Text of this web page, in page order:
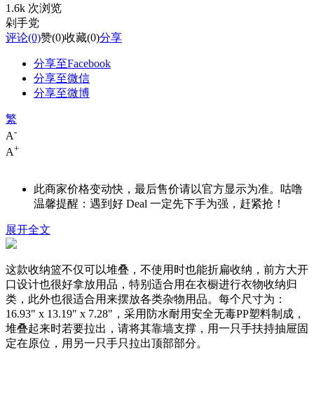
1.6k 次浏览
剁手党
评论(0)赞(0)收藏(0)分享
分享至Facebook
分享至微信
分享至微博
繁
A-
A+
此商家价格变动快，最后售价请以官方显示为准。咕噜
温馨提醒：遇到好 Deal 一定先下手为强，赶紧抢！
展开全文
这款收纳篮不仅可以堆叠，不使用时也能折扁收纳，前方大开
口设计也很好拿放用品，特别适合用在衣橱进行衣物收纳归
类，此外也很适合用来摆放各类杂物用品。每个尺寸为：
16.93" x 13.19" x 7.28"，采用防水耐用安全无毒PP塑料制成，
堆叠起来时若要拉出，请将其靠墙支撑，用一只手扶持抽屉固
定在原位，用另一只手只拉出顶部部分。